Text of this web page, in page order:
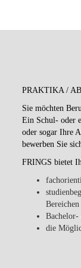
PRAKTIKA /
Sie möchten
Ein Schul- oder
oder sogar Ihre
bewerben Sie
FRINGS bietet
Bereichen
Bachelor-
die